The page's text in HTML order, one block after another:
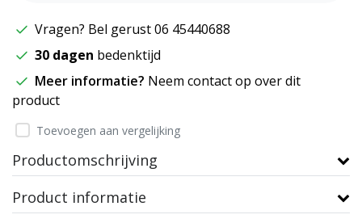
Vragen? Bel gerust 06 45440688
30 dagen bedenktijd
Meer informatie? Neem contact op over dit
product
Toevoegen aan vergelijking
Productomschrijving
Product informatie